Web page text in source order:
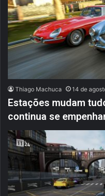
Thiago Machuca 14 de
Estações mudam
continua se